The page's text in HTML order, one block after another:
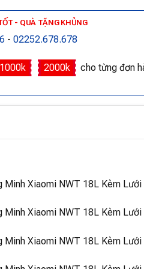
- QUÀ TẶNG KHỦNG
- 02252.678.678
1000k 2000k cho từng đơn